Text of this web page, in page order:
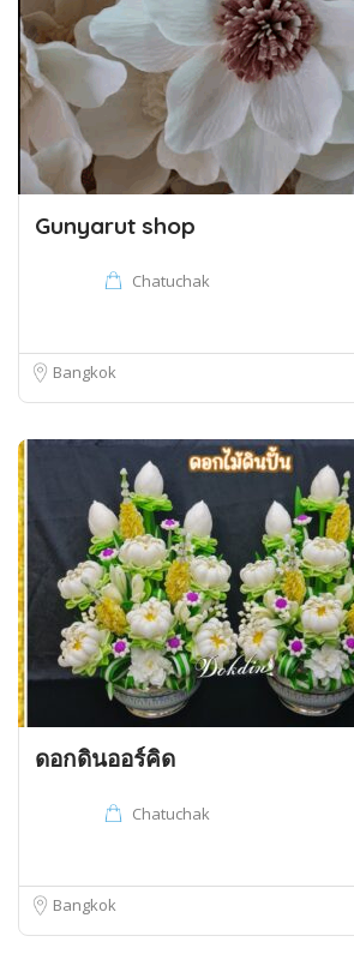
Gunyarut shop
Chatuchak
Bangkok
ดอกดินออร์คิด
Chatuchak
Bangkok